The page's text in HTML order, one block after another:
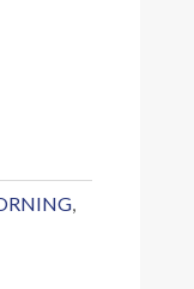
,